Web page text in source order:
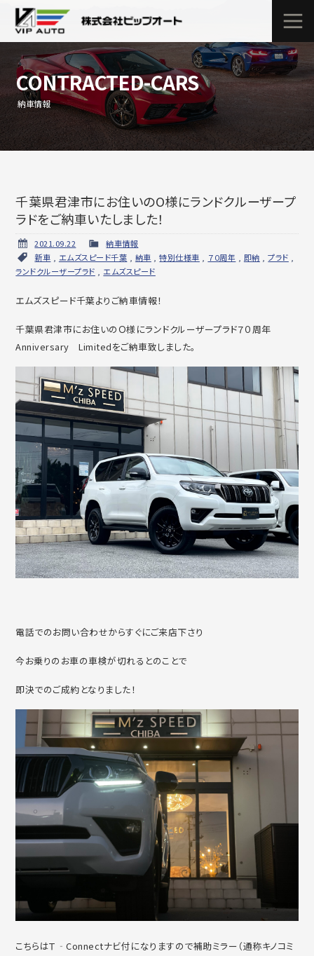
CONTRACTED-CARS
納車情報
千葉県君津市にお住いのO様にランドクルーザープ
ラドをご納車いたしました！
2021.09.22
納車情報
新車
エムズスピード千葉 納車 ,特別仕様車 ７０周年 即納 ,プラド
ランドクルーザープラド
エムズスピード
エムズスピード千葉よりご納車情報！
千葉県君津市にお住いのＯ様にランドクルーザープラド７０周年
Anniversary Limitedをご納車致しました。
電話でのお問い合わせからすぐにご来店下さり
今お乗りのお車の車検が切れるとのことで
即決でのご成約となりました！
こちらはＴ‐Connectナビ付になりますので補助ミラー（通称キノコミ